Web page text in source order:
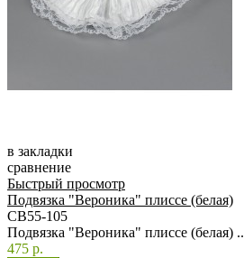
в закладки
сравнение
Быстрый просмотр
Подвязка "Вероника" плиссе (белая)
СВ55-105
Подвязка "Вероника" плиссе (белая) ..
475 р.